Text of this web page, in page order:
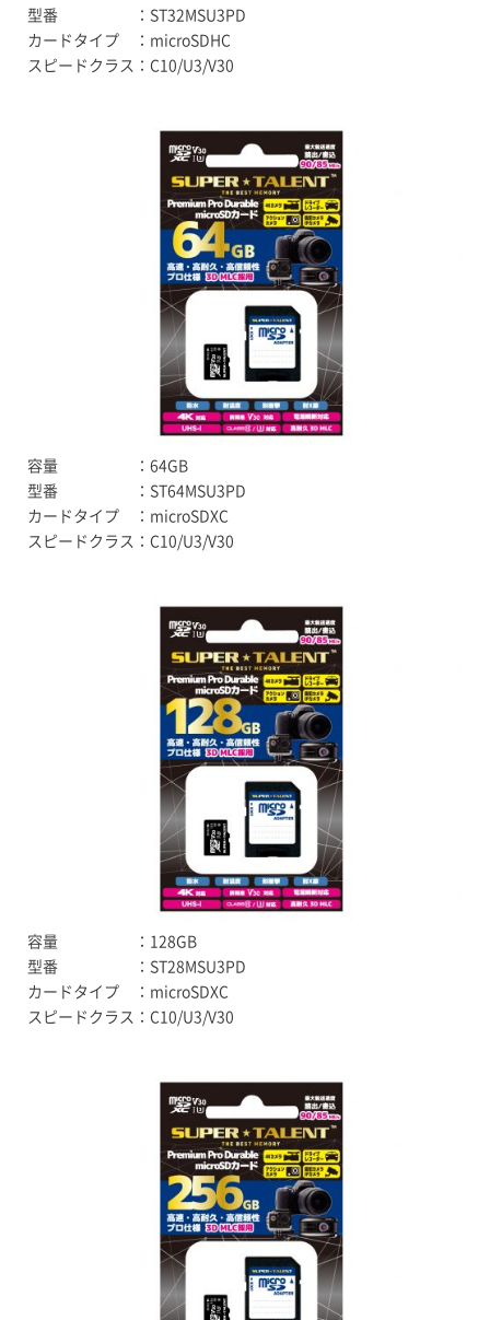
型番 ：ST32MSU3PD
カードタイプ ：microSDHC
スピードクラス：C10/U3/V30
容量 ：64GB
型番 ：ST64MSU3PD
カードタイプ ：microSDXC
スピードクラス：C10/U3/V30
容量 ：128GB
型番 ：ST28MSU3PD
カードタイプ ：microSDXC
スピードクラス：C10/U3/V30